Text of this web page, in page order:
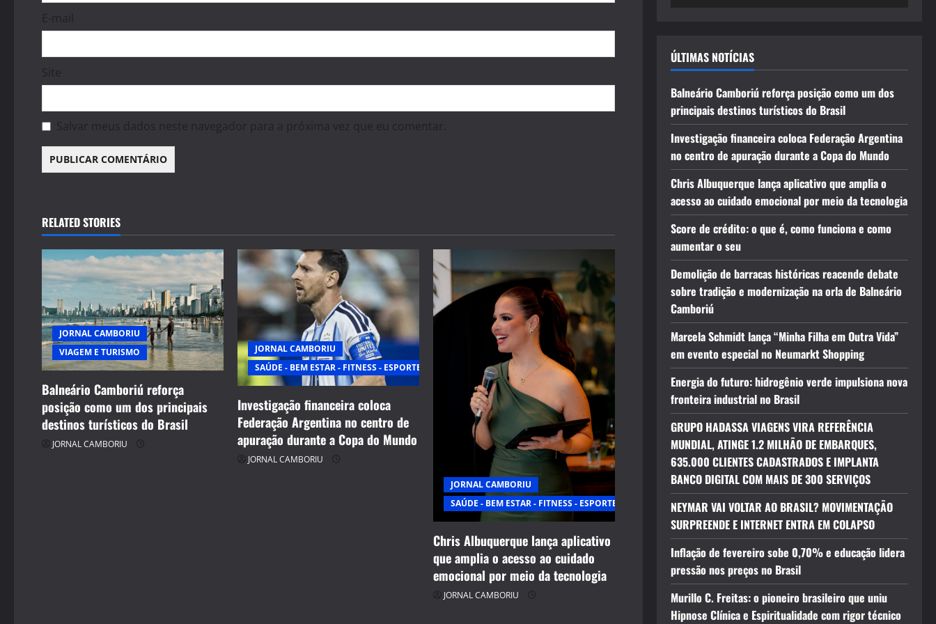
E-mail
Site
Salvar meus dados neste navegador para a próxima vez que eu comentar.
RELATED STORIES
JORNAL CAMBORIU
VIAGEM E TURISMO
Balneário Camboriú reforça
posição como um dos principais
destinos turísticos do Brasil
JORNAL CAMBORIU
JORNAL CAMBORIU
SAÚDE - BEM ESTAR - FITNESS - ESPORTE
Investigação financeira coloca
Federação Argentina no centro de
apuração durante a Copa do Mundo
JORNAL CAMBORIU
JORNAL CAMBORIU
SAÚDE - BEM ESTAR - FITNESS - ESPORTE
Chris Albuquerque lança aplicativo
que amplia o acesso ao cuidado
emocional por meio da tecnologia
JORNAL CAMBORIU
ÚLTIMAS NOTÍCIAS
Balneário Camboriú reforça posição como um dos
principais destinos turísticos do Brasil
Investigação financeira coloca Federação Argentina
no centro de apuração durante a Copa do Mundo
Chris Albuquerque lança aplicativo que amplia o
acesso ao cuidado emocional por meio da tecnologia
Score de crédito: o que é, como funciona e como
aumentar o seu
Demolição de barracas históricas reacende debate
sobre tradição e modernização na orla de Balneário
Camboriú
Marcela Schmidt lança “Minha Filha em Outra Vida”
em evento especial no Neumarkt Shopping
Energia do futuro: hidrogênio verde impulsiona nova
fronteira industrial no Brasil
GRUPO HADASSA VIAGENS VIRA REFERÊNCIA
MUNDIAL, ATINGE 1.2 MILHÃO DE EMBARQUES,
635.000 CLIENTES CADASTRADOS E IMPLANTA
BANCO DIGITAL COM MAIS DE 300 SERVIÇOS
NEYMAR VAI VOLTAR AO BRASIL? MOVIMENTAÇÃO
SURPREENDE E INTERNET ENTRA EM COLAPSO
Inflação de fevereiro sobe 0,70% e educação lidera
pressão nos preços no Brasil
Murillo C. Freitas: o pioneiro brasileiro que uniu
Hipnose Clínica e Espiritualidade com rigor técnico